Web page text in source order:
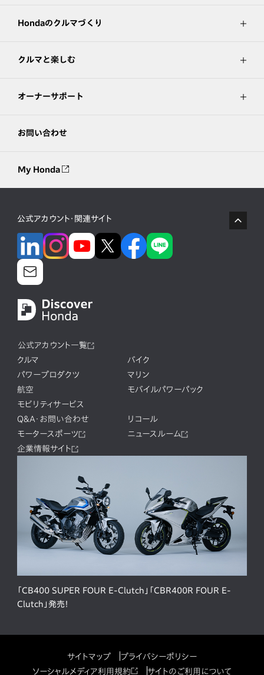
Hondaのクルマづくり
クルマと楽しむ
オーナーサポート
お問い合わせ
My Honda
公式アカウント・関連サイト
公式アカウント一覧
クルマ
バイク
パワープロダクツ
マリン
航空
モバイルパワーパック
モビリティサービス
Q&A・お問い合わせ
リコール
モータースポーツ
ニュースルーム
企業情報サイト
「CB400 SUPER FOUR E-Clutch」「CBR400R FOUR E-
Clutch」発売！
サイトマップ
プライバシーポリシー
ソーシャルメディア利用規約
サイトのご利用について